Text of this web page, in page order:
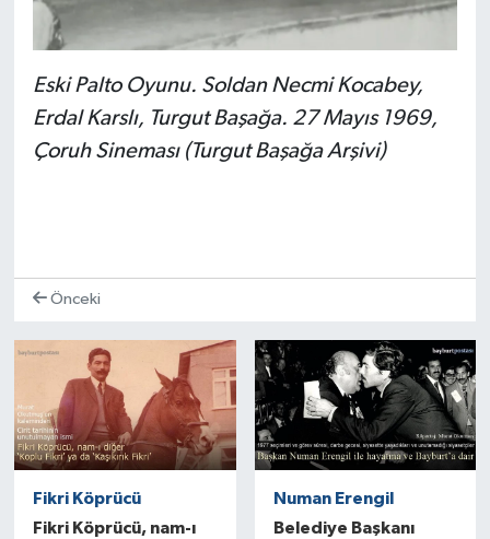
Eski Palto Oyunu. Soldan Necmi Kocabey,
Erdal Karslı, Turgut Başağa. 27 Mayıs 1969,
Çoruh Sineması (Turgut Başağa Arşivi)
Önceki
Fikri Köprücü
Fikri Köprücü, nam-ı
Numan Erengil
Belediye Başkanı